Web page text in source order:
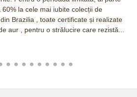
la cele mai iubite colecții de
Brazilia , toate certificate și realizate
aur , pentru o strălucire care rezistă...